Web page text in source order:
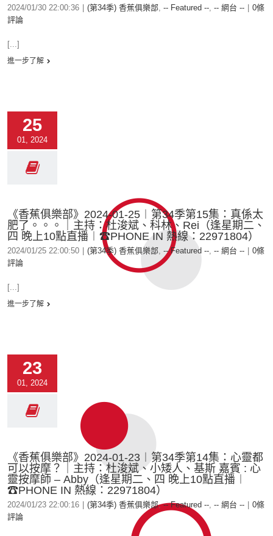
2024/01/30 22:00:36 (第34季) 香蕉俱樂部, -- Featured --, -- 網台 --
0條
評論
[...]
進一步了解
25
01, 2024
《香蕉俱樂部》2024-01-25︱第34季第15集：真係太
肥了。。。｜主持：杜浚斌、科林、Rei（逢星期二、
四 晚上10點直播︱☎PHONE IN 熱線：22971804）
2024/01/25 22:00:50 (第34季) 香蕉俱樂部, -- Featured --, -- 網台 --
0條
評論
[...]
進一步了解
23
01, 2024
《香蕉俱樂部》2024-01-23︱第34季第14集：心靈都
可以按摩？｜主持：杜浚斌、小矮人、基斯 嘉賓 : 心
靈按摩師 – Abby（逢星期二、四 晚上10點直播︱
☎PHONE IN 熱線：22971804）
2024/01/23 22:00:16 (第34季) 香蕉俱樂部,-- Featured --, -- 網台 --
0條
評論